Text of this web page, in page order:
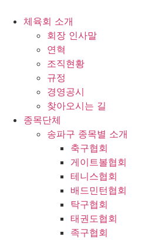
체육회 소개
회장 인사말
연혁
조직현황
규정
경영공시
찾아오시는 길
종목단체
송파구 종목별 소개
축구협회
게이트볼협회
테니스협회
배드민턴협회
탁구협회
태권도협회
족구협회